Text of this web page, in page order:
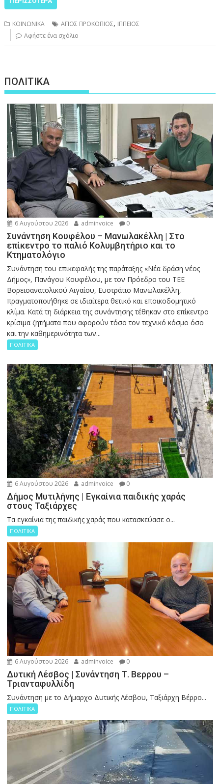
ΚΟΙΝΩΝΙΚΑ ΑΓΙΟΣ ΠΡΟΚΟΠΙΟΣ, ΙΠΠΕΙΟΣ
Αφήστε ένα σχόλιο
ΠΟΛΙΤΙΚΑ
6 Αυγούστου 2026 adminvoice 0
Συνάντηση Κουφέλου – Μανωλακέλλη | Στο
επίκεντρο το παλιό Κολυμβητήριο και το
Κτηματολόγιο
Συνάντηση του επικεφαλής της παράταξης «Νέα δράση νέος
Δήμος», Πανάγου Κουφέλου, με τον Πρόεδρο του ΤΕΕ
Βορειοανατολικού Αιγαίου, Ευστράτιο Μανωλακέλλη,
πραγματοποιήθηκε σε ιδιαίτερα θετικό και εποικοδομητικό
κλίμα. Κατά τη διάρκεια της συνάντησης τέθηκαν στο επίκεντρο
κρίσιμα ζητήματα που αφορούν τόσο τον τεχνικό κόσμο όσο
και την καθημερινότητα των...
ΠΟΛΙΤΙΚΑ
6 Αυγούστου 2026 adminvoice 0
Δήμος Μυτιλήνης | Εγκαίνια παιδικής χαράς
στους Ταξιάρχες
Tα εγκαίνια της παιδικής χαράς που κατασκεύασε ο...
ΠΟΛΙΤΙΚΑ
6 Αυγούστου 2026 adminvoice 0
Δυτική Λέσβος | Συνάντηση Τ. Βερρου –
Τριανταφυλλίδη
Συνάντηση με το Δήμαρχο Δυτικής Λέσβου, Ταξιάρχη Βέρρο...
ΠΟΛΙΤΙΚΑ